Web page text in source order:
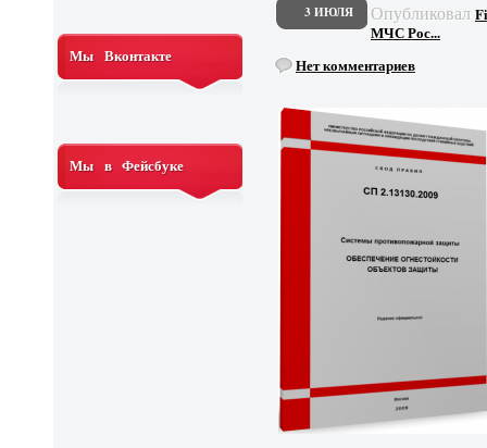
3 ИЮЛЯ Опубликовал
МЧС Рос...
Нет комментариев
Мы Вконтакте
Мы в Фейсбуке